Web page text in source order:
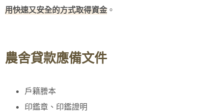
用快速又安全的方式取得資金 。
農舍貸款應備文件
戶籍謄本
印鑑章、印鑑證明